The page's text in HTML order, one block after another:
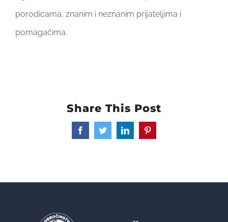
porodicama, znanim i neznanim prijateljima i
pomagačima.
Share This Post
FacebookTwitterLinkedInPinterest